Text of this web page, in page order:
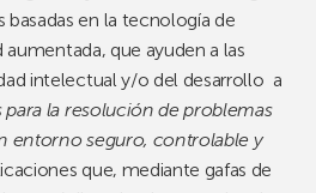
basadas en la tecnología de
aumentada, que ayuden a las
intelectual y/o del desarrollo a
para la resolución de problemas
entorno seguro, controlable y
que, mediante gafas de